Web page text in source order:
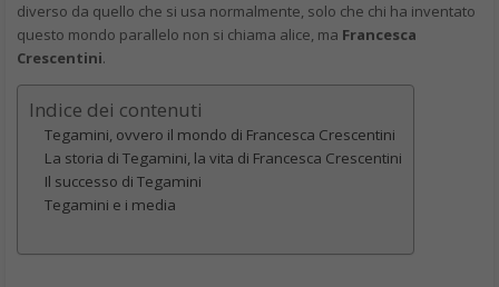
diverso da quello che si usa normalmente, solo che chi ha inventato
questo mondo parallelo non si chiama alice, ma Francesca
Crescentini.
Indice dei contenuti
Tegamini, ovvero il mondo di Francesca Crescentini
La storia di Tegamini, la vita di Francesca Crescentini
Il successo di Tegamini
Tegamini e i media